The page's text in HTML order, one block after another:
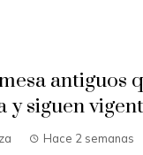
antiguos
y siguen
Hace 2 semanas